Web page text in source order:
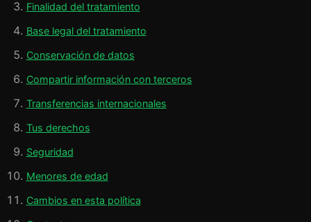
Finalidad del tratamiento
Base legal del tratamiento
Conservación de datos
Compartir información con terceros
Transferencias internacionales
Tus derechos
Seguridad
Menores de edad
Cambios en esta política